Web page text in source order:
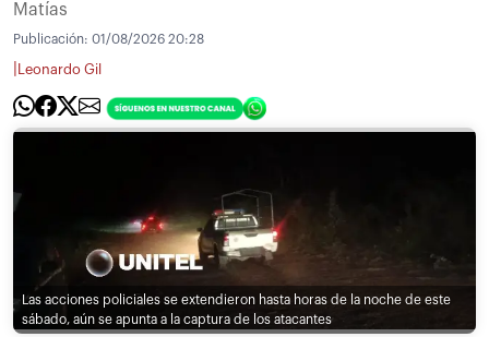
Matías
Publicación: 01/08/2026 20:28
Leonardo Gil
Las acciones policiales se extendieron hasta horas de la noche de este
sábado, aún se apunta a la captura de los atacantes